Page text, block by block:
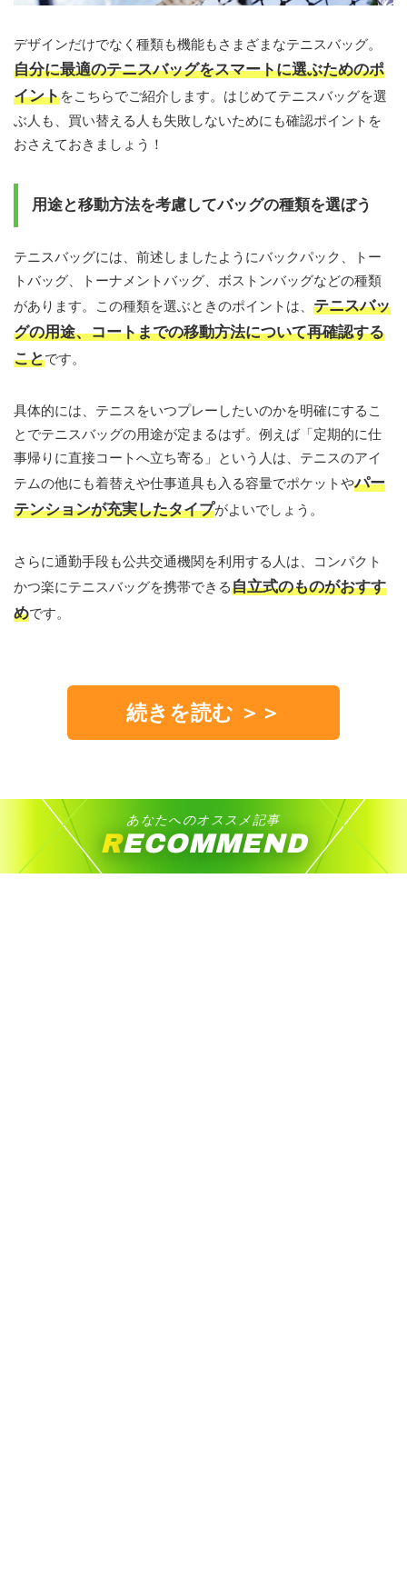
デザインだけでなく種類も機能もさまざまなテニスバッグ。
自分に最適のテニスバッグをスマートに選ぶためのポ
イントをこちらでご紹介します。はじめてテニスバッグを選
ぶ人も、買い替える人も失敗しないためにも確認ポイントを
おさえておきましょう！
用途と移動方法を考慮してバッグの種類を選ぼう
テニスバッグには、前述しましたようにバックパック、トー
トバッグ、トーナメントバッグ、ボストンバッグなどの種類
があります。この種類を選ぶときのポイントは、 テニスバッ
グの用途、コートまでの移動方法について再確認する
ことです。
具体的には、テニスをいつプレーしたいのかを明確にするこ
とでテニスバッグの用途が定まるはず。例えば「定期的に仕
事帰りに直接コートへ立ち寄る」という人は、テニスのアイ
テムの他にも着替えや仕事道具も入る容量でポケットやパー
テンションが充実したタイプがよいでしょう。
さらに通勤手段も公共交通機関を利用する人は、コンパクト
かつ楽にテニスバッグを携帯できる自立式のものがおすす
めです。
続きを読む ＞＞
あなたへのオススメ記事
RECOMMEND